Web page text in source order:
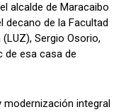
alcalde de Maracaibo
decano de la Facultad
Sergio Osorio,
de esa casa de
modernización integral